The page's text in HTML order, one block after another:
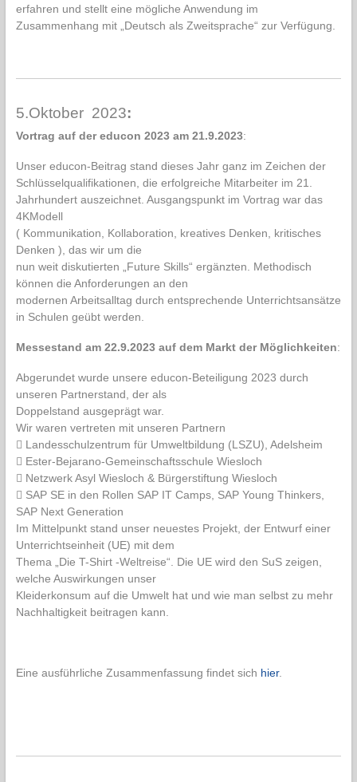
erfahren und stellt eine mögliche Anwendung im
Zusammenhang mit „Deutsch als Zweitsprache“ zur Verfügung.
5.Oktober 2023:
Vortrag auf der educon 2023 am 21.9.2023:
Unser educon-Beitrag stand dieses Jahr ganz im Zeichen der
Schlüsselqualifikationen, die erfolgreiche Mitarbeiter im 21.
Jahrhundert auszeichnet. Ausgangspunkt im Vortrag war das
4KModell
( Kommunikation, Kollaboration, kreatives Denken, kritisches
Denken ), das wir um die
nun weit diskutierten „Future Skills“ ergänzten. Methodisch
können die Anforderungen an den
modernen Arbeitsalltag durch entsprechende Unterrichtsansätze
in Schulen geübt werden.
Messestand am 22.9.2023 auf dem Markt der Möglichkeiten:
Abgerundet wurde unsere educon-Beteiligung 2023 durch
unseren Partnerstand, der als
Doppelstand ausgeprägt war.
Wir waren vertreten mit unseren Partnern
 Landesschulzentrum für Umweltbildung (LSZU), Adelsheim
 Ester-Bejarano-Gemeinschaftsschule Wiesloch
 Netzwerk Asyl Wiesloch & Bürgerstiftung Wiesloch
 SAP SE in den Rollen SAP IT Camps, SAP Young Thinkers,
SAP Next Generation
Im Mittelpunkt stand unser neuestes Projekt, der Entwurf einer
Unterrichtseinheit (UE) mit dem
Thema „Die T-Shirt -Weltreise“. Die UE wird den SuS zeigen,
welche Auswirkungen unser
Kleiderkonsum auf die Umwelt hat und wie man selbst zu mehr
Nachhaltigkeit beitragen kann.
Eine ausführliche Zusammenfassung findet sich hier.